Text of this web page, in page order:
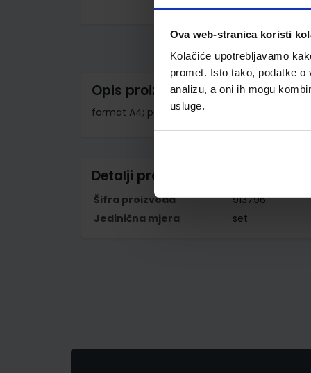
Ova web-stranica koristi
Kolačiće upotrebljavamo
promet. Isto tako, podatke
analizu, a oni ih mogu
usluge.
gallery
Opis proizvoda
format A4; polipropilen; univerzalna
Detalji proizvoda
Šifra proizvoda
913796
Jedinična mjera
set